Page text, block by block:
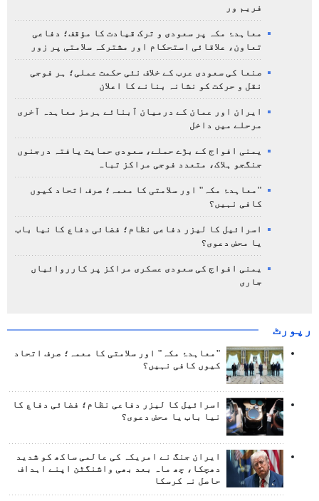
فریم ور
معاہدۂ مکہ پر سعودی و ترک قیادت کا مؤقف؛ دفاعی
تعاون، علاقائی استحکام اور مشترکہ سلامتی پر زور
صنعا کی سعودی عرب کے خلاف نئی حکمت عملی؛ ہر فوجی
نقل و حرکت کو نشانہ بنانے کا اعلان
ایران اور عمان کے درمیان آبنائے ہرمز معاہدہ آخری
مرحلے میں داخل
یمنی افواج کے بڑے حملے، سعودی حمایت یافتہ درجنوں
جنگجو ہلاک، متعدد فوجی مراکز تباہ
"معاہدۂ مکہ" اور سلامتی کا معمہ؛ صرف اتحاد کیوں
کافی نہیں؟
اسرائیل کا لیزر دفاعی نظام؛ فضائی دفاع کا نیا باب
یا محض دعوی؟
یمنی افواج کی سعودی عسکری مراکز پر کارروائیاں
جاری
رپورٹ
"معاہدۂ مکہ" اور سلامتی کا معمہ؛ صرف اتحاد
کیوں کافی نہیں؟
اسرائیل کا لیزر دفاعی نظام؛ فضائی دفاع کا
نیا باب یا محض دعوی؟
ایران جنگ نے امریکہ کی عالمی ساکھ کو شدید
دھچکا، چھ ماہ بعد بھی واشنگٹن اپنے اہداف
حاصل نہ کرسکا